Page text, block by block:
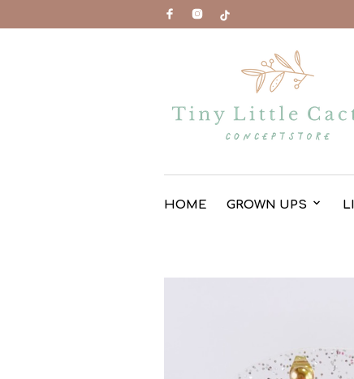
HOME GROWN UPS